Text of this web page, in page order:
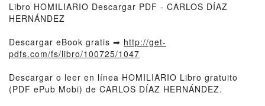
Libro HOMILIARIO Descargar PDF - CARLOS DÍAZ
HERNÁNDEZ
Descargar eBook gratis ➡ http://get-
pdfs.com/fs/libro/100725/1047
Descargar o leer en línea HOMILIARIO Libro gratuito
(PDF ePub Mobi) de CARLOS DÍAZ HERNÁNDEZ.